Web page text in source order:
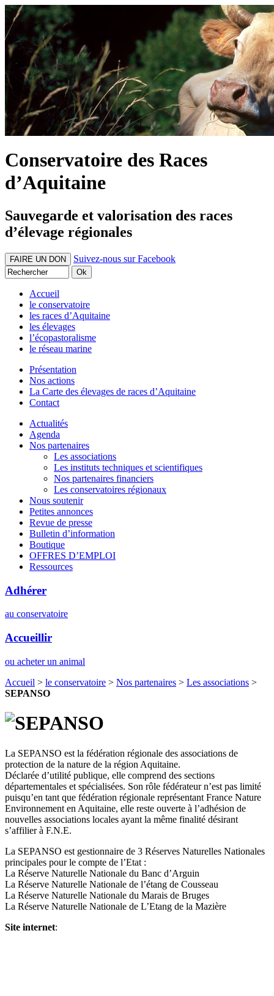
Conservatoire des Races
d’Aquitaine
Sauvegarde et valorisation des races
d’élevage régionales
FAIRE UN DON Suivez-nous sur Facebook
Accueil
le conservatoire
les races d’Aquitaine
les élevages
l’écopastoralisme
le réseau marine
Présentation
Nos actions
La Carte des élevages de races d’Aquitaine
Contact
Actualités
Agenda
Nos partenaires
Les associations
Les instituts techniques et scientifiques
Nos partenaires financiers
Les conservatoires régionaux
Nous soutenir
Petites annonces
Revue de presse
Bulletin d’information
Boutique
OFFRES D’EMPLOI
Ressources
Adhérer
au conservatoire
Accueillir
ou acheter un animal
Accueil > le conservatoire > Nos partenaires > Les associations >
SEPANSO
La SEPANSO est la fédération régionale des associations de
protection de la nature de la région Aquitaine.
Déclarée d’utilité publique, elle comprend des sections
départementales et spécialisées. Son rôle fédérateur n’est pas limité
puisqu’en tant que fédération régionale représentant France Nature
Environnement en Aquitaine, elle reste ouverte à l’adhésion de
nouvelles associations locales ayant la même finalité désirant
s’affilier à F.N.E.
La SEPANSO est gestionnaire de 3 Réserves Naturelles Nationales
principales pour le compte de l’Etat :
La Réserve Naturelle Nationale du Banc d’Arguin
La Réserve Naturelle Nationale de l’étang de Cousseau
La Réserve Naturelle Nationale du Marais de Bruges
La Réserve Naturelle Nationale de L’Etang de la Mazière
Site internet: